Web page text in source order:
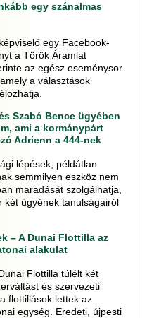
egy szánalmas
egy Facebook-
a Török Áramlat
az egész eseménysor
a választások
Szabó Bence ügyében
ami a kormánypárt
Adrienn a 444-nek
lépések, példátlan
semmilyen eszköz nem
maradását szolgálhatja,
két ügyének tanulságairól
– A Dunai Flottilla az
alakulat
Flottilla túlélt két
és szervezeti
flottillások lettek az
egység. Eredeti, újpesti